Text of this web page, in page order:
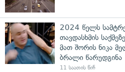
2024 წელს
თავდასხმის
მათ შორის ნიკა
ბრალი წარუდგინა
11 საათის წინ